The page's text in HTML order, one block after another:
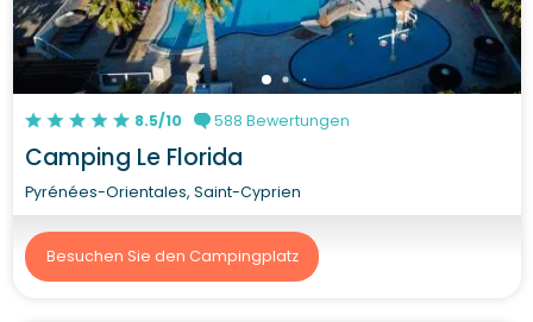
8.5/10 588 Bewertungen
Camping Le Florida
Pyrénées-Orientales, Saint-Cyprien
Besuchen Sie den Campingplatz